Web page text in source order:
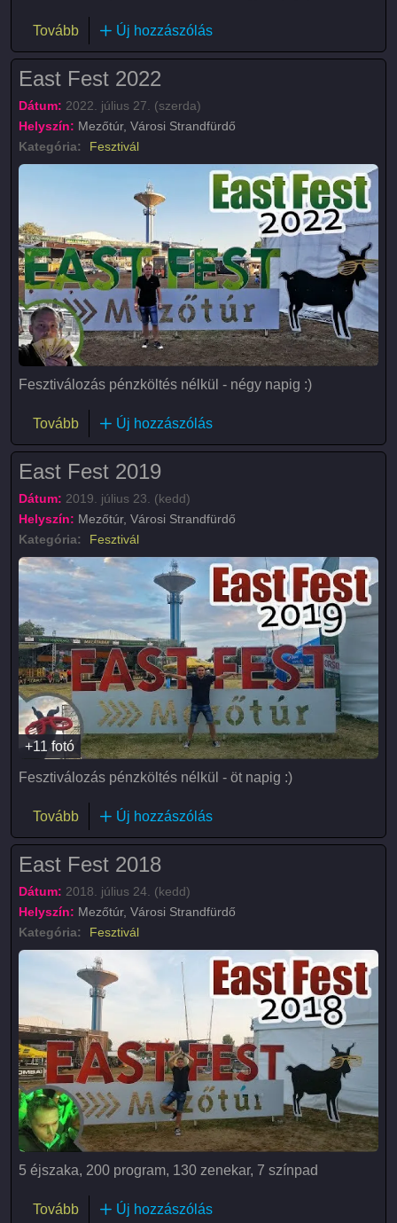
Tovább(East Fest 2024)
Új hozzászólás
East Fest 2022
Dátum: 2022. július 27. (szerda)
Helyszín: Mezőtúr, Városi Strandfürdő
Kategória:
Fesztivál
Fesztiválozás pénzköltés nélkül - négy napig :)
Tovább(East Fest 2022)
Új hozzászólás
East Fest 2019
Dátum: 2019. július 23. (kedd)
Helyszín: Mezőtúr, Városi Strandfürdő
Kategória:
Fesztivál
+11 fotó
Fesztiválozás pénzköltés nélkül - öt napig :)
Tovább(East Fest 2019)
Új hozzászólás
East Fest 2018
Dátum: 2018. július 24. (kedd)
Helyszín: Mezőtúr, Városi Strandfürdő
Kategória:
Fesztivál
5 éjszaka, 200 program, 130 zenekar, 7 színpad
Tovább(East Fest 2018)
Új hozzászólás